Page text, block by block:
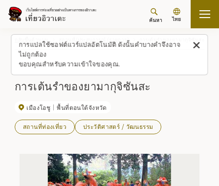
การแปลใช้ซอฟต์แวร์แปลอัตโนมัติ ดังนั้นคำบางคำจึงอาจ
ไม่ถูกต้อง
ขอบคุณสำหรับความเข้าใจของคุณ.
ค้นหา ไทย
กลับขึ้นด้านบน สถานที่/ประสบการณ์ (รายการ)
การเต้นรำของยามากุจิซันสะ
เมืองโอชู พื้นที่ตอนใต้จังหวัด
สถานที่ท่องเที่ยว ประวัติศาสตร์ / วัฒนธรรม